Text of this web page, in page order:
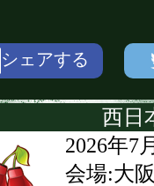
シェアする
西日
2026年7
会場:大